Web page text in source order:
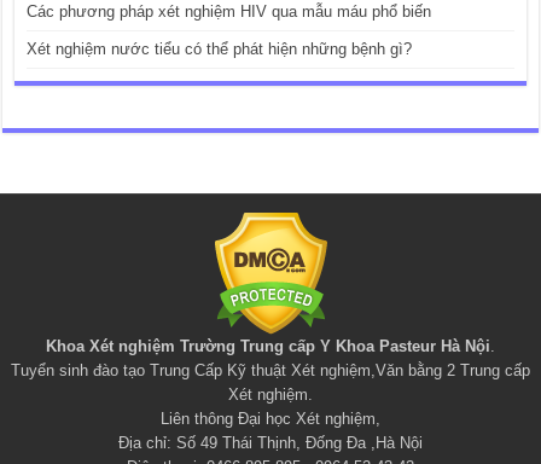
Các phương pháp xét nghiệm HIV qua mẫu máu phổ biến
Xét nghiệm nước tiểu có thể phát hiện những bệnh gì?
Khoa Xét nghiệm Trường Trung cấp Y Khoa Pasteur Hà Nội
Tuyển sinh đào tạo Trung Cấp Kỹ thuật Xét nghiệm Văn bằng 2 Trung cấp
Xét nghiệm
Liên thông Đại học Xét nghiệm
Địa chỉ: Số 49 Thái Thịnh, Đống Đa ,Hà Nội